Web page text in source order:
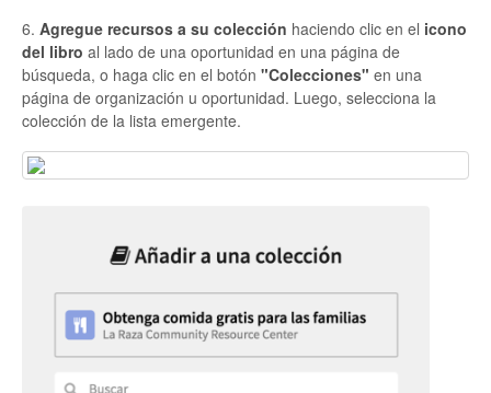
6. Agregue recursos a su colección haciendo clic en el icono
del libro al lado de una oportunidad en una página de
búsqueda, o haga clic en el botón "Colecciones" en una
página de organización u oportunidad. Luego, selecciona la
colección de la lista emergente.